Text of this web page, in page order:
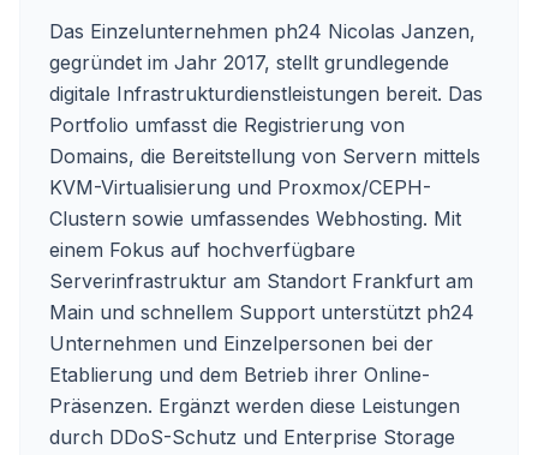
Das Einzelunternehmen ph24 Nicolas Janzen,
gegründet im Jahr 2017, stellt grundlegende
digitale Infrastrukturdienstleistungen bereit. Das
Portfolio umfasst die Registrierung von
Domains, die Bereitstellung von Servern mittels
KVM-Virtualisierung und Proxmox/CEPH-
Clustern sowie umfassendes Webhosting. Mit
einem Fokus auf hochverfügbare
Serverinfrastruktur am Standort Frankfurt am
Main und schnellem Support unterstützt ph24
Unternehmen und Einzelpersonen bei der
Etablierung und dem Betrieb ihrer Online-
Präsenzen. Ergänzt werden diese Leistungen
durch DDoS-Schutz und Enterprise Storage